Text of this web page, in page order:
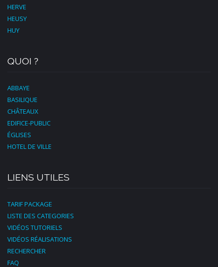
HERVE
HEUSY
HUY
QUOI ?
ABBAYE
BASILIQUE
CHÂTEAUX
EDIFICE-PUBLIC
ÉGLISES
HOTEL DE VILLE
LIENS UTILES
TARIF PACKAGE
LISTE DES CATEGORIES
VIDÉOS TUTORIELS
VIDÉOS RÉALISATIONS
RECHERCHER
FAQ